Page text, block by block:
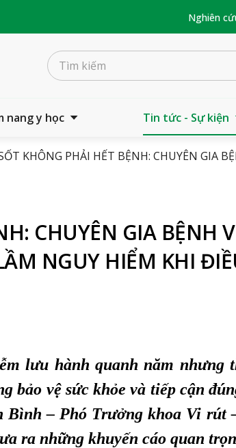
Nghiên
nang y học Tin tức - Sự kiện
KHÔNG PHẢI HẾT BỆNH: CHUYÊN GIA
CHUYÊN GIA BỆNH
NGUY HIỂM KHI
lưu hành quanh năm nhưng
bảo vệ sức khỏe và tiếp cận
Bình – Phó Trưởng khoa Vi rút
ra những khuyến cáo quan